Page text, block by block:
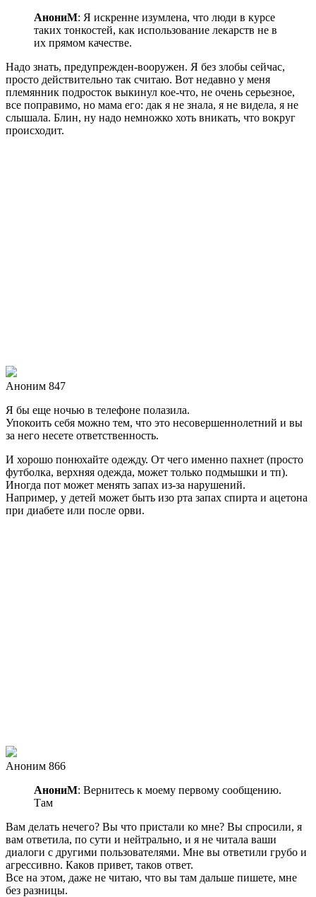
АнониМ: Я искренне изумлена, что люди в курсе
таких тонкостей, как использование лекарств не в
их прямом качестве.
Надо знать, предупрежден-вооружен. Я без злобы сейчас,
просто действительно так считаю. Вот недавно у меня
племянник подросток выкинул кое-что, не очень серьезное,
все поправимо, но мама его: дак я не знала, я не видела, я не
слышала. Блин, ну надо немножко хоть вникать, что вокруг
происходит.
Аноним 847
Я бы еще ночью в телефоне полазила.
Упокоить себя можно тем, что это несовершеннолетний и вы
за него несете ответственность.
И хорошо понюхайте одежду. От чего именно пахнет (просто
футболка, верхняя одежда, может только подмышки и тп).
Иногда пот может менять запах из-за нарушений.
Например, у детей может быть изо рта запах спирта и ацетона
при диабете или после орви.
Аноним 866
АнониМ: Вернитесь к моему первому сообщению.
Там
Вам делать нечего? Вы что пристали ко мне? Вы спросили, я
вам ответила, по сути и нейтрально, и я не читала ваши
диалоги с другими пользователями. Мне вы ответили грубо и
агрессивно. Каков привет, таков ответ.
Все на этом, даже не читаю, что вы там дальше пишете, мне
без разницы.